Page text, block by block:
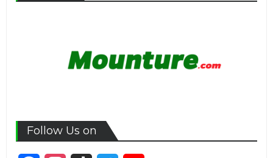
Follow Us on